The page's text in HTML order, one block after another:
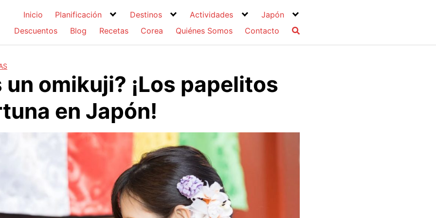
Inicio Planificación Destinos Actividades
Japón
Descuentos
Blog Recetas Corea Quiénes Somos Contacto
un omikuji? ¡Los papelitos
en Japón!